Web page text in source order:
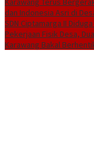
dan Indonesia Asri di
SDN Ciptamarga II
Pekerjaan Fisik Desa,
Karawang Bakal